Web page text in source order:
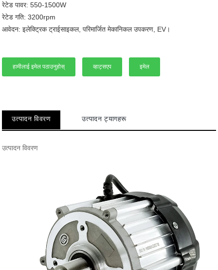
रेटेड पावर: 550-1500W
रेटेड गति: 3200rpm
आवेदन: इलेक्ट्रिक ट्राईसाइकल, परिमार्जित मेकानिकल उपकरण, EV।
हामीलाई इमेल पठाउनुहोस् व्हाट्सएप इमेल
उत्पादन विवरण उत्पादन ट्यागहरू
उत्पादन विवरण